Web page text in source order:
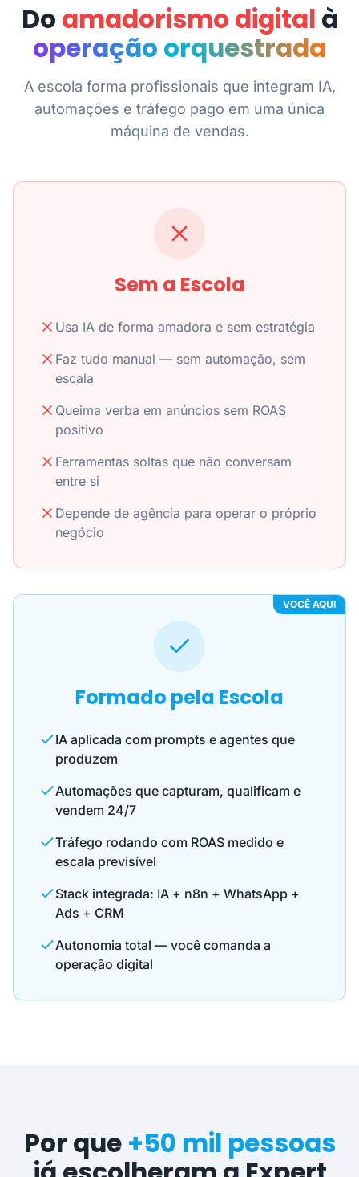
Do amadorismo digital à
operação orquestrada
A escola forma profissionais que integram IA,
automações e tráfego pago em uma única
máquina de vendas.
Sem a Escola
Usa IA de forma amadora e sem estratégia
Faz tudo manual — sem automação, sem
escala
Queima verba em anúncios sem ROAS
positivo
Ferramentas soltas que não conversam
entre si
Depende de agência para operar o próprio
negócio
VOCÊ AQUI
Formado pela Escola
IA aplicada com prompts e agentes que
produzem
Automações que capturam, qualificam e
vendem 24/7
Tráfego rodando com ROAS medido e
escala previsível
Stack integrada: IA + n8n + WhatsApp +
Ads + CRM
Autonomia total — você comanda a
operação digital
Por que +50 mil pessoas